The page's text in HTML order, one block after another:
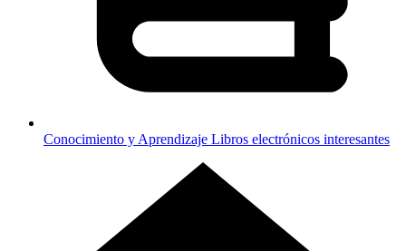
Conocimiento y Aprendizaje Libros electrónicos interesantes